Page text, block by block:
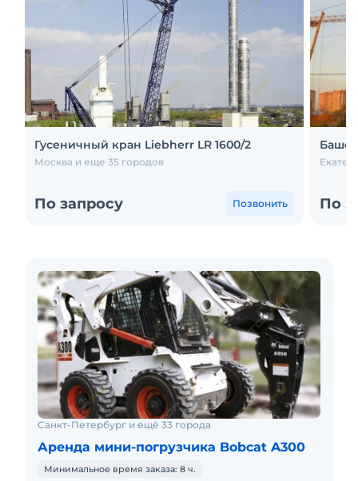
Гусеничный кран Liebherr LR 1600/2
Москва и еще 35 городов
По запросу Позвонить По
Санкт-Петербург и ещё 33 города
Аренда мини-погрузчика Bobcat A300
Минимальное время заказа: 8 ч.